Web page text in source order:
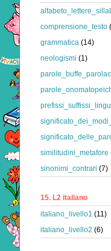
comprensione_testo
grammatica (14)
neologismi (1)
similitudini_metafore
sinonimi_contrari (7)
15. L2 italiano
italiano_livello1 (11)
italiano_livello2 (6)